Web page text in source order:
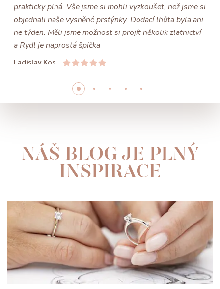
prakticky plná. Vše jsme si mohli vyzkoušet, než jsme si
objednali naše vysněné prstýnky. Dodací lhůta byla ani
ne týden. Měli jsme možnost si projít několik zlatnictví
a Rýdl je naprostá špička
Ladislav Kos
NÁŠ BLOG JE PLNÝ
INSPIRACE